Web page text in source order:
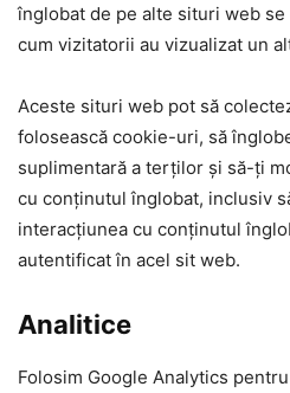
înglobat de pe alte situri web
cum vizitatorii au vizualizat un
Aceste situri web pot să
folosească cookie-uri, să
suplimentară a terților și să-ți
cu conținutul înglobat, inclusiv
interacțiunea cu conținutul
autentificat în acel sit web.
Analitice
Folosim Google Analytics